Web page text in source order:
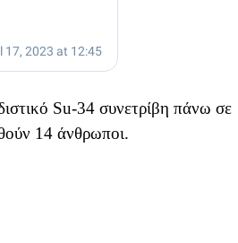
Su-34 συνετρίβη πάνω σε
14 άνθρωποι.